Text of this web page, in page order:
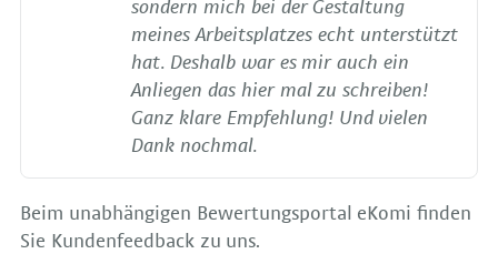
sondern mich bei der Gestaltung
meines Arbeitsplatzes echt unterstützt
hat. Deshalb war es mir auch ein
Anliegen das hier mal zu schreiben!
Ganz klare Empfehlung! Und vielen
Dank nochmal.
Beim unabhängigen Bewertungsportal eKomi finden
Sie Kundenfeedback zu uns.